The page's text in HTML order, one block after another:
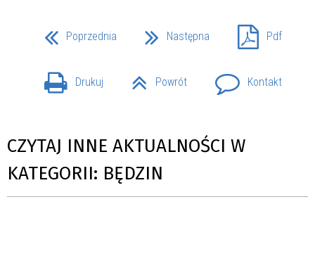
Poprzednia Następna Pdf
Drukuj Powrót Kontakt
CZYTAJ INNE AKTUALNOŚCI W
KATEGORII: BĘDZIN